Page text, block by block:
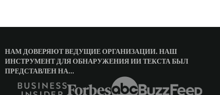
НАМ ДОВЕРЯЮТ ВЕДУЩИЕ ОРГАНИЗАЦИИ. НАШ
ИНСТРУМЕНТ ДЛЯ ОБНАРУЖЕНИЯ ИИ ТЕКСТА БЫЛ
ПРЕДСТАВЛЕН НА...